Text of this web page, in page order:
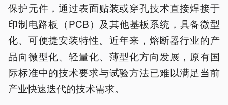
保护元件，通过表面贴装或穿孔技术直接焊接于
印制电路板（PCB）及其他基板系统，具备微型
化、可便捷安装特性。近年来，熔断器行业的产
品向微型化、轻量化、薄型化方向发展，原有国
际标准中的技术要求与试验方法已难以满足当前
产业快速迭代的技术需求。